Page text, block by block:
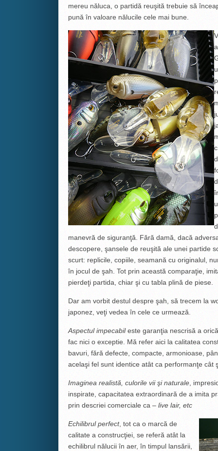
mereu năluca, o partidă reuşită trebuie să
pună în valoare nălucile cele mai bune.
manevră de siguranţă. Fără damă, dacă
descopere, şansele de reuşită ale unei partide
scurt: replicile, copiile, seamană cu originalul,
în jocul de şah. Tot prin această comparaţie,
pierdeţi partida, chiar şi cu tabla plină de piese.
Dar am vorbit destul despre şah, să trecem la
japonez, veţi vedea în cele ce urmează.
Aspectul impecabileste garanţia nescrisă a
fac nici o exceptie. Mă refer aici la calitatea
bavuri, fără defecte, compacte, armonioase,
acelaşi fel sunt identice atât ca performanţe
Imaginea realistă, culorile vii şi naturale,
inspirate, capacitatea extraordinară de a imita
prin descriei comerciale ca – live lair, etc
Echilibrul perfect, tot ca o marcă de
calitate a construcţiei, se referă atât la
echilibrul nălucii în aer, în timpul lansării,